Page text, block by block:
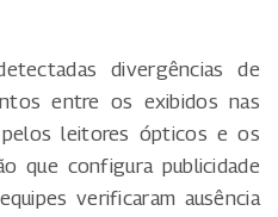
divergências de
entre os exibidos nas
leitores ópticos e os
que configura publicidade
verificaram ausência